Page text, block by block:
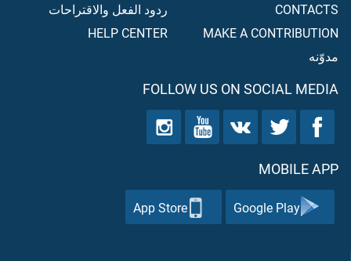
CONTACTS
MAKE A CONTRIBUTION
مدوّنه
ردود الفعل والاقتراحات
HELP CENTER
FOLLOW US ON SOCIAL MEDIA
MOBILE APP
Google Play
App Store